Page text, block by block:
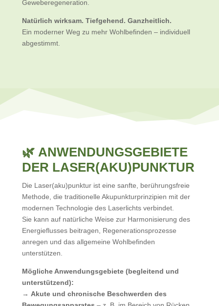
Geweberegeneration.
Natürlich wirksam. Tiefgehend. Ganzheitlich.
Ein moderner Weg zu mehr Wohlbefinden – individuell
abgestimmt.
🌿 ANWENDUNGSGEBIETE
DER LASER(AKU)PUNKTUR
Die Laser(aku)punktur ist eine sanfte, berührungsfreie
Methode, die traditionelle Akupunkturprinzipien mit der
modernen Technologie des Laserlichts verbindet.
Sie kann auf natürliche Weise zur Harmonisierung des
Energieflusses beitragen, Regenerationsprozesse
anregen und das allgemeine Wohlbefinden
unterstützen.
Mögliche Anwendungsgebiete (begleitend und
unterstützend):
→ Akute und chronische Beschwerden des